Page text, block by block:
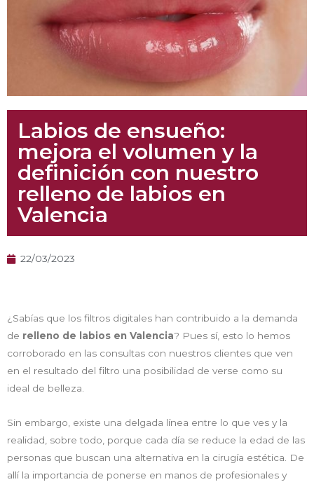
Labios de ensueño:
mejora el volumen y la
definición con nuestro
relleno de labios en
Valencia
22/03/2023
¿Sabías que los filtros digitales han contribuido a la demanda
de relleno de labios en Valencia? Pues sí, esto lo hemos
corroborado en las consultas con nuestros clientes que ven
en el resultado del filtro una posibilidad de verse como su
ideal de belleza.
Sin embargo, existe una delgada línea entre lo que ves y la
realidad, sobre todo, porque cada día se reduce la edad de las
personas que buscan una alternativa en la cirugía estética. De
allí la importancia de ponerse en manos de profesionales y